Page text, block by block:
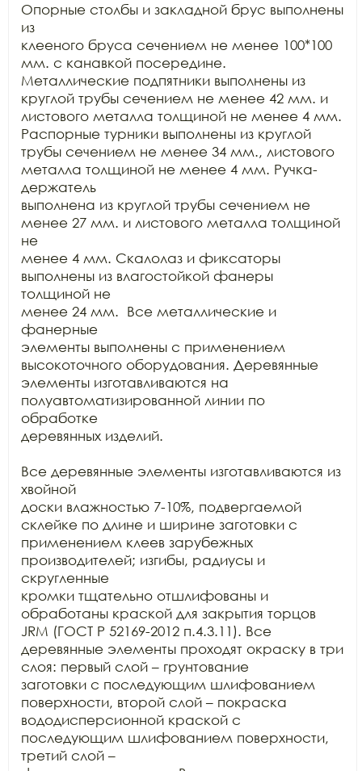
Опорные столбы и закладной брус выполнены
из
клееного бруса сечением не менее 100*100
мм. с канавкой посередине.
Металлические подпятники выполнены из
круглой трубы сечением не менее 42 мм. и
листового металла толщиной не менее 4 мм.
Распорные турники выполнены из круглой
трубы сечением не менее 34 мм., листового
металла толщиной не менее 4 мм. Ручка-
держатель
выполнена из круглой трубы сечением не
менее 27 мм. и листового металла толщиной
не
менее 4 мм. Скалолаз и фиксаторы
выполнены из влагостойкой фанеры
толщиной не
менее 24 мм.  Все металлические и
фанерные
элементы выполнены с применением
высокоточного оборудования. Деревянные
элементы изготавливаются на
полуавтоматизированной линии по
обработке
деревянных изделий.
Все деревянные элементы изготавливаются из
хвойной
доски влажностью 7-10%, подвергаемой
склейке по длине и ширине заготовки с
применением клеев зарубежных
производителей; изгибы, радиусы и
скругленные
кромки тщательно отшлифованы и
обработаны краской для закрытия торцов
JRM (ГОСТ Р 52169-2012 п.4.3.11). Все
деревянные элементы проходят окраску в три
слоя: первый слой – грунтование
заготовки с последующим шлифованием
поверхности, второй слой – покраска
вододисперсионной краской с
последующим шлифованием поверхности,
третий слой –